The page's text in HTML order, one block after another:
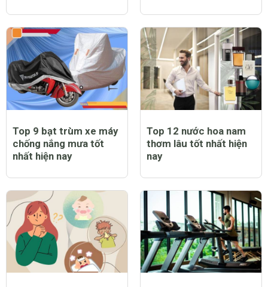
Top 9 bạt trùm xe máy
chống nắng mưa tốt
nhất hiện nay
Top 12 nước hoa nam
thơm lâu tốt nhất hiện
nay